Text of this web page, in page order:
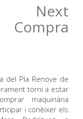
Next
del Pla Renove de
torni a estar
maquinària
i conèixer els